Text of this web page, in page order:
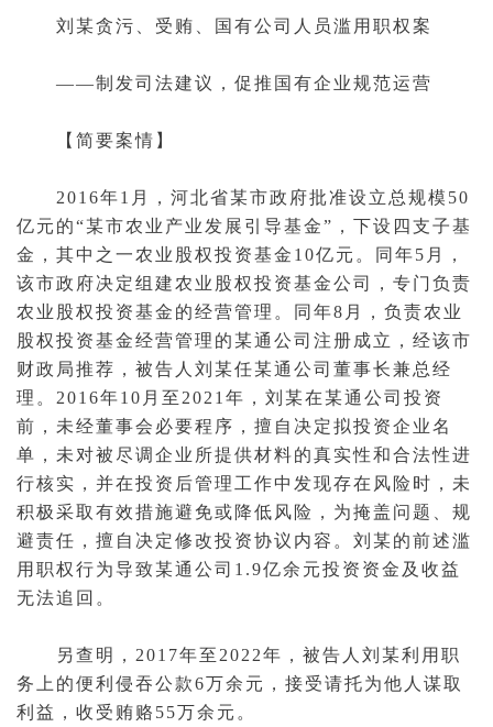
刘某贪污、受贿、国有公司人员滥用职权案
——制发司法建议，促推国有企业规范运营
【简要案情】
2016年1月，河北省某市政府批准设立总规模50
亿元的“某市农业产业发展引导基金”，下设四支子基
金，其中之一农业股权投资基金10亿元。同年5月，
该市政府决定组建农业股权投资基金公司，专门负责
农业股权投资基金的经营管理。同年8月，负责农业
股权投资基金经营管理的某通公司注册成立，经该市
财政局推荐，被告人刘某任某通公司董事长兼总经
理。2016年10月至2021年，刘某在某通公司投资
前，未经董事会必要程序，擅自决定拟投资企业名
单，未对被尽调企业所提供材料的真实性和合法性进
行核实，并在投资后管理工作中发现存在风险时，未
积极采取有效措施避免或降低风险，为掩盖问题、规
避责任，擅自决定修改投资协议内容。刘某的前述滥
用职权行为导致某通公司1.9亿余元投资资金及收益
无法追回。
另查明，2017年至2022年，被告人刘某利用职
务上的便利侵吞公款6万余元，接受请托为他人谋取
利益，收受贿赂55万余元。